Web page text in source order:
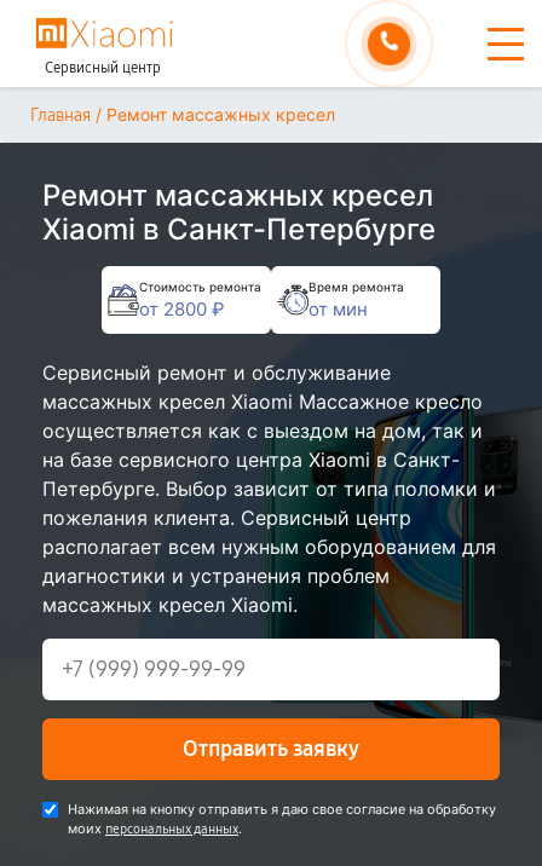
Сервисный центр
Главная / Ремонт массажных кресел
Ремонт массажных кресел
Xiaomi в Санкт-Петербурге
Стоимость ремонта
от 2800 ₽
Время ремонта
от мин
Сервисный ремонт и обслуживание
массажных кресел Xiaomi Массажное кресло
осуществляется как с выездом на дом, так и
на базе сервисного центра Xiaomi в Санкт-
Петербурге. Выбор зависит от типа поломки и
пожелания клиента. Сервисный центр
располагает всем нужным оборудованием для
диагностики и устранения проблем
массажных кресел Xiaomi.
Отправить заявку
Нажимая на кнопку отправить я даю свое согласие на обработку
моих персональных данных.